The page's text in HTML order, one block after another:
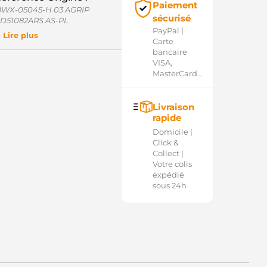
05045-H 03 AGRIP
AS-PL
Lire plus
Paiement
sécurisé
PayPal |
Carte
bancaire
VISA,
MasterCard...
Livraison
rapide
Domicile |
Click &
Collect |
Votre colis
expédié
sous 24h